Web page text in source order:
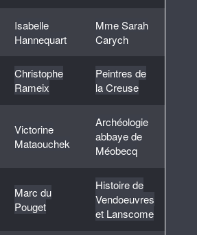
Isabelle
Hannequart
Mme Sarah
Carych
Christophe
Rameix
Peintres de
la Creuse
Victorine
Mataouchek
Archéologie
abbaye de
Méobecq
Marc du
Pouget
Histoire de
Vendoeuvres
et Lanscome